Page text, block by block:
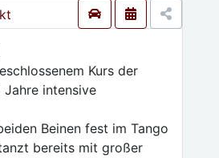
Kurs der
intensive
Beinen fest im Tango
bereits mit großer